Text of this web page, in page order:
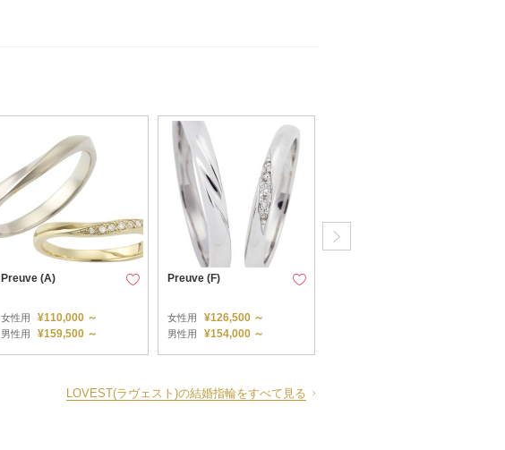
Preuve (A)
女性用 ¥110,000 ～
男性用 ¥159,500 ～
Preuve (F)
女性用 ¥126,500 ～
男性用 ¥154,000 ～
LOVEST(ラヴェスト)の結婚指輪をすべて見る